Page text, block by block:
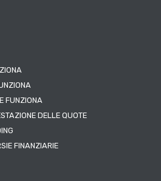
FUNZIONA
DELLE QUOTE
FINANZIARIE